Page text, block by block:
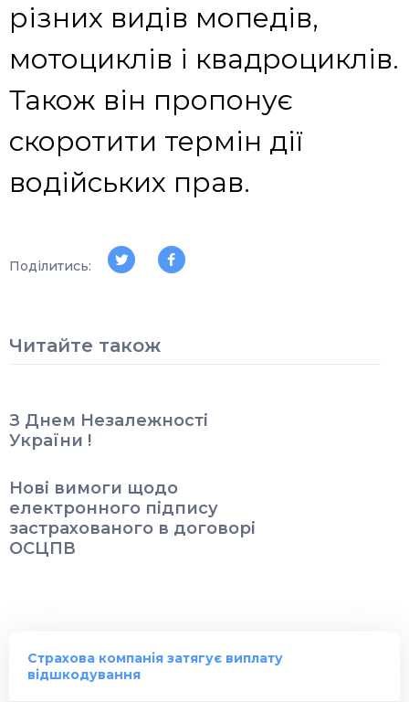
різних видів мопедів,
мотоциклів і квадроциклів.
Також він пропонує
скоротити термін дії
водійських прав.
Поділитись:
Читайте також
З Днем Незалежності
України !
Нові вимоги щодо
електронного підпису
застрахованого в договорі
ОСЦПВ
Страхова компанія затягує виплату
відшкодування